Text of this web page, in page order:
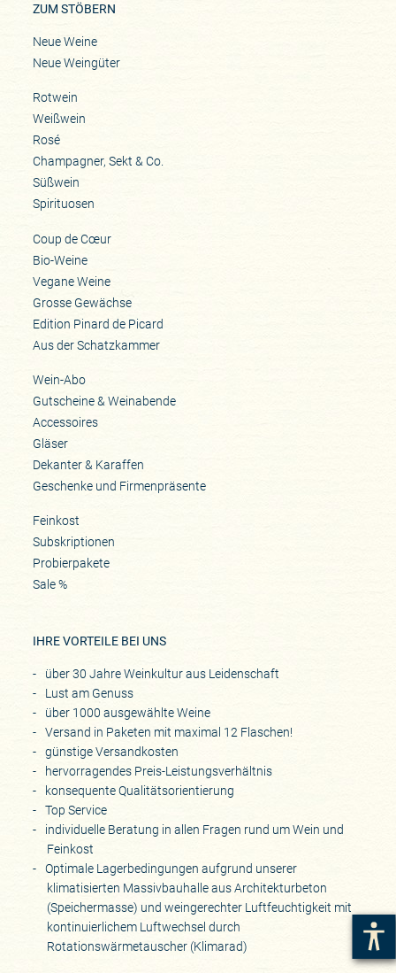
ZUM STÖBERN
Neue Weine
Neue Weingüter
Rotwein
Weißwein
Rosé
Champagner, Sekt & Co.
Süßwein
Spirituosen
Coup de Cœur
Bio-Weine
Vegane Weine
Grosse Gewächse
Edition Pinard de Picard
Aus der Schatzkammer
Wein-Abo
Gutscheine & Weinabende
Accessoires
Gläser
Dekanter & Karaffen
Geschenke und Firmenpräsente
Feinkost
Subskriptionen
Probierpakete
Sale %
IHRE VORTEILE BEI UNS
über 30 Jahre Weinkultur aus Leidenschaft
Lust am Genuss
über 1000 ausgewählte Weine
Versand in Paketen mit maximal 12 Flaschen!
günstige Versandkosten
hervorragendes Preis-Leistungsverhältnis
konsequente Qualitätsorientierung
Top Service
individuelle Beratung in allen Fragen rund um Wein und
Feinkost
Optimale Lagerbedingungen aufgrund unserer
klimatisierten Massivbauhalle aus Architekturbeton
(Speichermasse) und weingerechter Luftfeuchtigkeit mit
kontinuierlichem Luftwechsel durch
Rotationswärmetauscher (Klimarad)